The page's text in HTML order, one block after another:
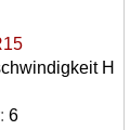
H
6